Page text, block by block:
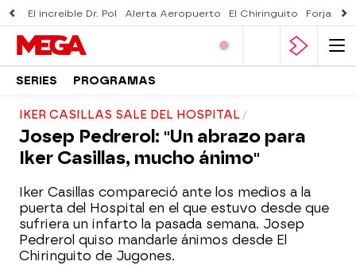
El increíble Dr. Pol Alerta Aeropuerto El Chiringuito Forjado
SERIES PROGRAMAS
IKER CASILLAS SALE DEL HOSPITAL
Josep Pedrerol: "Un abrazo para
Iker Casillas, mucho ánimo"
Iker Casillas compareció ante los medios a la
puerta del Hospital en el que estuvo desde que
sufriera un infarto la pasada semana. Josep
Pedrerol quiso mandarle ánimos desde El
Chiringuito de Jugones.